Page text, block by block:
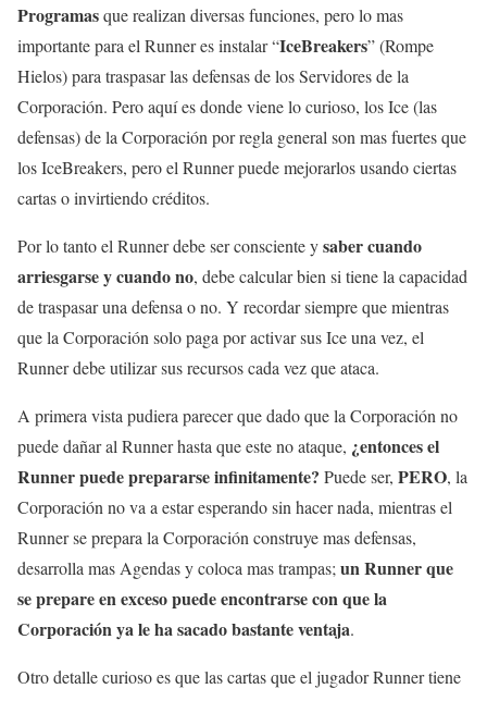
Programasque realizan diversas funciones, pero lo mas
importante para el Runner es instalar “IceBreakers” (Rompe
Hielos) para traspasar las defensas de los Servidores de la
Corporación. Pero aquí es donde viene lo curioso, los Ice (las
defensas) de la Corporación por regla general son mas fuertes que
los IceBreakers, pero el Runner puede mejorarlos usando ciertas
cartas o invirtiendo créditos.
Por lo tanto el Runner debe ser consciente ysaber cuando
arriesgarse y cuando no, debe calcular bien si tiene la capacidad
de traspasar una defensa o no. Y recordar siempre que mientras
que la Corporación solo paga por activar sus Ice una vez, el
Runner debe utilizar sus recursos cada vez que ataca.
A primera vista pudiera parecer que dado que la Corporación no
puede dañar al Runner hasta que este no ataque, ¿entonces el
Runner puede prepararse infinitamente? Puede ser, PERO, la
Corporación no va a estar esperando sin hacer nada, mientras el
Runner se prepara la Corporación construye mas defensas,
desarrolla mas Agendas y coloca mas trampas; un Runner que
se prepare en exceso puede encontrarse con que la
Corporación ya le ha sacado bastante ventaja.
Otro detalle curioso es que las cartas que el jugador Runner tiene